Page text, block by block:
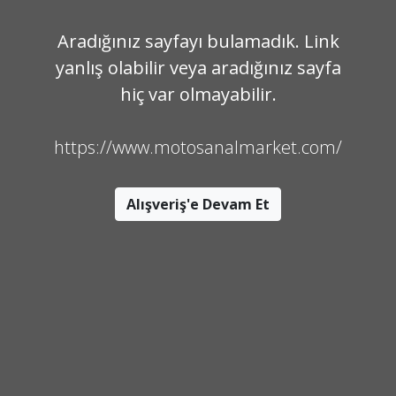
Aradığınız sayfayı bulamadık. Link
yanlış olabilir veya aradığınız sayfa
hiç var olmayabilir.
https://www.motosanalmarket.com/
Alışveriş'e Devam Et